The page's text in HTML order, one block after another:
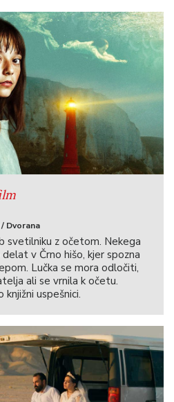
Dvorana
svetilniku z očetom. Nekega
v Črno hišo, kjer spozna
Lučka se mora odločiti,
ali se vrnila k očetu.
uspešnici.